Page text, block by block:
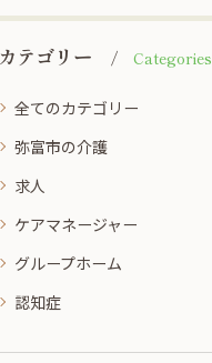
カテゴリー Categories
全てのカテゴリー
弥富市の介護
求人
ケアマネージャー
グループホーム
認知症